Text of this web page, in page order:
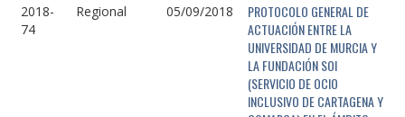
2018-
74
Regional 05/09/2018
PROTOCOLO GENERAL DE
ACTUACIÓN ENTRE LA
UNIVERSIDAD DE MURCIA Y
LA FUNDACIÓN SOI
(SERVICIO DE OCIO
INCLUSIVO DE CARTAGENA Y